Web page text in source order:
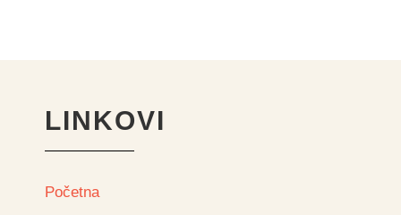
LINKOVI
Početna